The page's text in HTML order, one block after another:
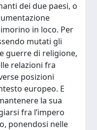
dei due paesi, o
in loco. Per
mutati gli
guerre di religione,
relazioni fra
posizioni
europeo. E
la sua
fra l’impero
ponendosi nelle